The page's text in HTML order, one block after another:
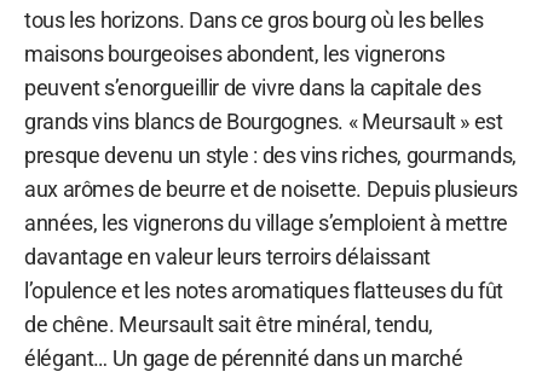
tous les horizons. Dans ce gros bourg où les belles
maisons bourgeoises abondent, les vignerons
peuvent s’enorgueillir de vivre dans la capitale des
grands vins blancs de Bourgognes. « Meursault » est
presque devenu un style : des vins riches, gourmands,
aux arômes de beurre et de noisette. Depuis plusieurs
années, les vignerons du village s’emploient à mettre
davantage en valeur leurs terroirs délaissant
l’opulence et les notes aromatiques flatteuses du fût
de chêne. Meursault sait être minéral, tendu,
élégant… Un gage de pérennité dans un marché